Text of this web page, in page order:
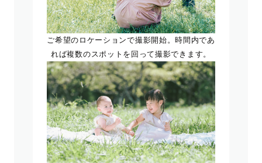
ご希望のロケーションで撮影開始。時間内であ
れば複数のスポットを回って撮影できます。